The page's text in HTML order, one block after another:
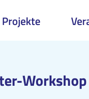
Projekte
Workshop